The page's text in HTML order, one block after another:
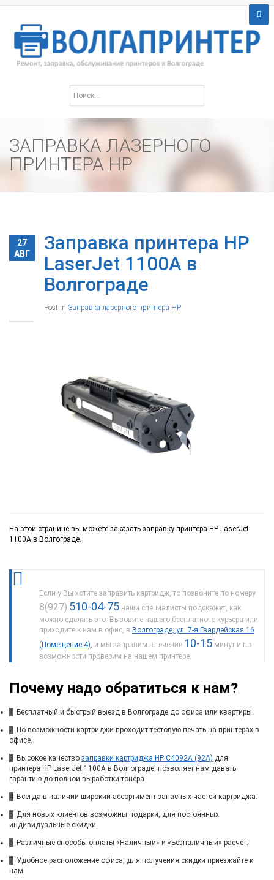
ЗАПРАВКА ЛАЗЕРНОГО
ПРИНТЕРА HP
27
АВГ
Заправка принтера HP
LaserJet 1100A в
Волгограде
Post in Заправка лазерного принтера HP
На этой странице вы можете заказать заправку принтера HP LaserJet
1100A в Волгограде.
Если у Вы хотите заправить картридж, то позвоните по номеру
8(927) 510-04-75 наши специалисты подскажут, как
можно сделать это. Вызовите нашего бесплатного курьера или
приходите к нам в офис, в Волгограде, ул. 7-я Гвардейская 16
(Помещение 4) , и мы заправим в течение 10-15 минут и по
возможности проверим на нашем принтере.
Почему надо обратиться к нам?
1 Бесплатный и быстрый выезд в Волгограде до офиса или квартиры.
2 По возможности картриджи проходит тестовую печать на принтерах в
офисе.
3 Высокое качество заправки картриджа HP C4092A (92A) для
принтера HP LaserJet 1100A в Волгограде, позволяет нам давать
гарантию до полной выработки тонера.
4 Всегда в наличии широкий ассортимент запасных частей картриджа.
5 Для новых клиентов возможны подарки, для постоянных
индивидуальные скидки.
6 Различные способы оплаты «Наличный» и «Безналичный» расчет.
7 Удобное расположение офиса, для получения скидки приезжайте к
нам.